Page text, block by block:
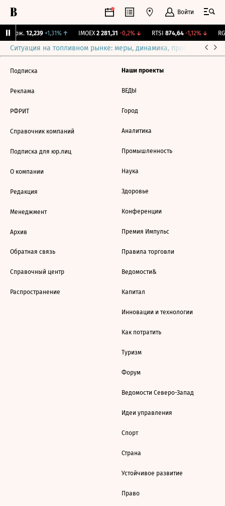
Войти
Бирж. 12,239 +1,31%↑ IMOEX 2 281,31 -0,2%↓ RTSI 874,64 -1,12%↓
Ситуация на топливном рынке: меры, динамика, прогнозы
Подписка
Реклама
РФРИТ
Справочник компаний
Подписка для юр.лиц
О компании
Редакция
Менеджмент
Архив
Обратная связь
Справочный центр
Распространение
Наши проекты
ВЕДЫ
Город
Аналитика
Промышленность
Наука
Здоровье
Конференции
Премия Импульс
Правила торговли
Ведомости&
Капитал
Инновации и технологии
Как потратить
Туризм
Форум
Ведомости Северо-Запад
Идеи управления
Спорт
Страна
Устойчивое развитие
Право